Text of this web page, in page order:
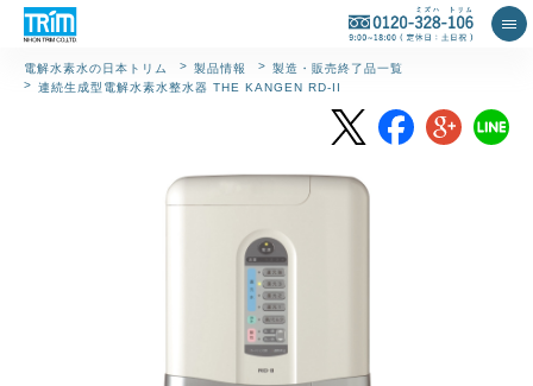
電解水素水の日本トリム 製品情報
製造・販売終了品一覧
連続生成型電解水素水整水器 THE KANGEN RD-II